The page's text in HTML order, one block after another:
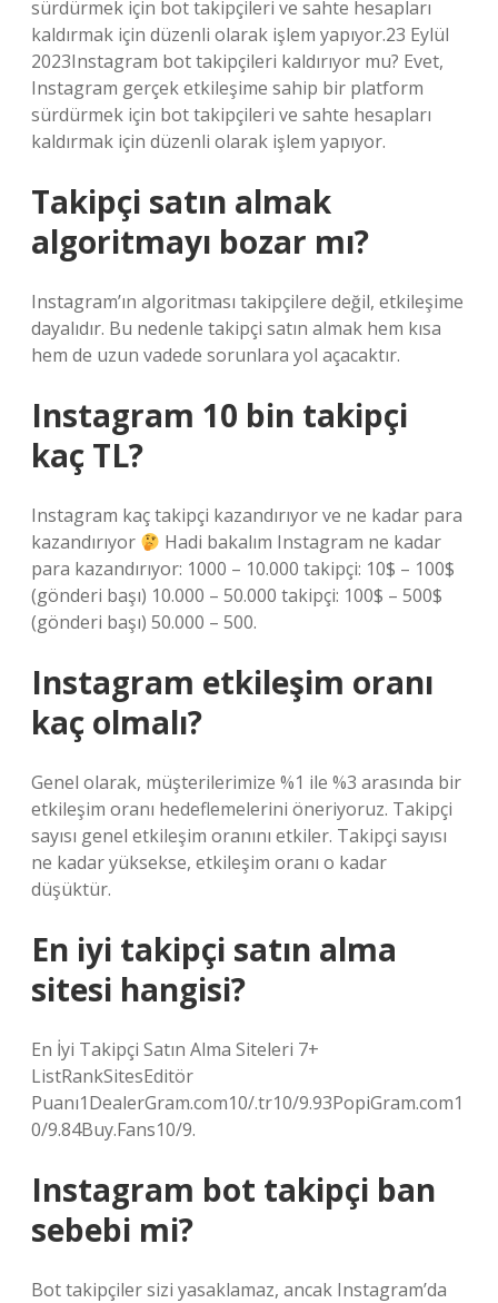
sürdürmek için bot takipçileri ve sahte hesapları
kaldırmak için düzenli olarak işlem yapıyor.23 Eylül
2023Instagram bot takipçileri kaldırıyor mu? Evet,
Instagram gerçek etkileşime sahip bir platform
sürdürmek için bot takipçileri ve sahte hesapları
kaldırmak için düzenli olarak işlem yapıyor.
Takipçi satın almak
algoritmayı bozar mı?
Instagram’ın algoritması takipçilere değil, etkileşime
dayalıdır. Bu nedenle takipçi satın almak hem kısa
hem de uzun vadede sorunlara yol açacaktır.
Instagram 10 bin takipçi
kaç TL?
Instagram kaç takipçi kazandırıyor ve ne kadar para
kazandırıyor
Hadi bakalım Instagram ne kadar
para kazandırıyor: 1000 – 10.000 takipçi: 10$ – 100$
(gönderi başı) 10.000 – 50.000 takipçi: 100$ – 500$
(gönderi başı) 50.000 – 500.
Instagram etkileşim oranı
kaç olmalı?
Genel olarak, müşterilerimize %1 ile %3 arasında bir
etkileşim oranı hedeflemelerini öneriyoruz. Takipçi
sayısı genel etkileşim oranını etkiler. Takipçi sayısı
ne kadar yüksekse, etkileşim oranı o kadar
düşüktür.
En iyi takipçi satın alma
sitesi hangisi?
En İyi Takipçi Satın Alma Siteleri 7+
ListRankSitesEditör
Puanı1DealerGram.com10/.tr10/9.93PopiGram.com1
0/9.84Buy.Fans10/9.
Instagram bot takipçi ban
sebebi mi?
Bot takipçiler sizi yasaklamaz, ancak Instagram’da